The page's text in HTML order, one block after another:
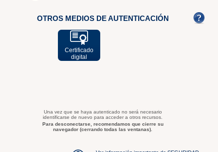
OTROS MEDIOS DE AUTENTICACIÓN
Certificado
digital
Una vez que se haya autenticado no será necesario
identificarse de nuevo para acceder a otros recursos.
Para desconectarse, recomendamos que cierre su
navegador (cerrando todas las ventanas).